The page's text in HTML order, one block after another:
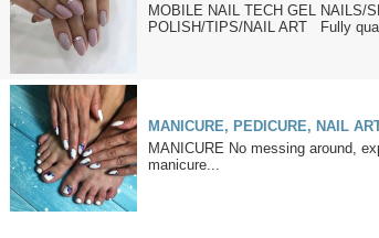
MOBILE NAIL TECH GEL NAILS/
POLISH/TIPS/NAIL ART Fully
MANICURE, PEDICURE, NAIL
MANICURE No messing around,
manicure...